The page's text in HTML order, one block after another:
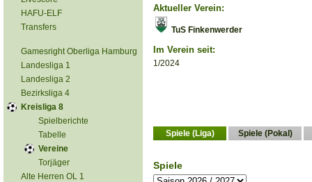
HAFU-ELF
Transfers
Gamesright Oberliga Hamburg
Landesliga 1
Landesliga 2
Bezirksliga 4
Kreisliga 8
Spielberichte
Tabelle
Vereine
Torjäger
Alte Herren OL 1
Aktueller Verein:
TuS Finkenwerder
Im Verein seit:
1/2024
Spiele (Liga) Spiele (Pokal)
Spiele